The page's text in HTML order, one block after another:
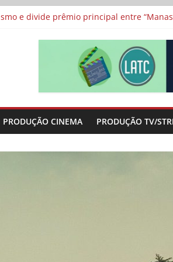
adaptação brasileira de
e divide prêmio principal entre
Cinema
de escolas públicas
PRODUÇÃO CINEMA PRODUÇÃO TV/